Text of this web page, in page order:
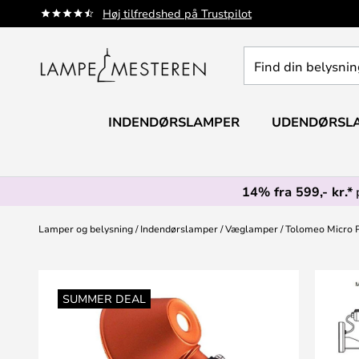
Høj tilfredshed på Trustpilot
Skip
to
din
INDENDØRSLAMPER
14% fra 599,- kr.*
Lamper og belysning Indendørslamper Væglamper Tolomeo Micro
SUMMER DEAL
slutningen